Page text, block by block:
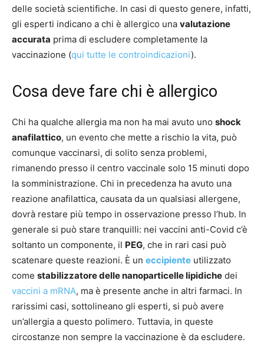
delle società scientifiche. In casi di questo genere, infatti,
gli esperti indicano a chi è allergico una valutazione
accurata prima di escludere completamente la
vaccinazione (qui tutte le controindicazioni).
Cosa deve fare chi è allergico
Chi ha qualche allergia ma non ha mai avuto uno shock
anafilattico, un evento che mette a rischio la vita, può
comunque vaccinarsi, di solito senza problemi,
rimanendo presso il centro vaccinale solo 15 minuti dopo
la somministrazione. Chi in precedenza ha avuto una
reazione anafilattica, causata da un qualsiasi allergene,
dovrà restare più tempo in osservazione presso l’hub. In
generale si può stare tranquilli: nei vaccini anti-Covid c’è
soltanto un componente, il PEG, che in rari casi può
scatenare queste reazioni. È un eccipiente utilizzato
come stabilizzatore delle nanoparticelle lipidiche dei
vaccini a mRNA, ma è presente anche in altri farmaci. In
rarissimi casi, sottolineano gli esperti, si può avere
un’allergia a questo polimero. Tuttavia, in queste
circostanze non sempre la vaccinazione è da escludere.